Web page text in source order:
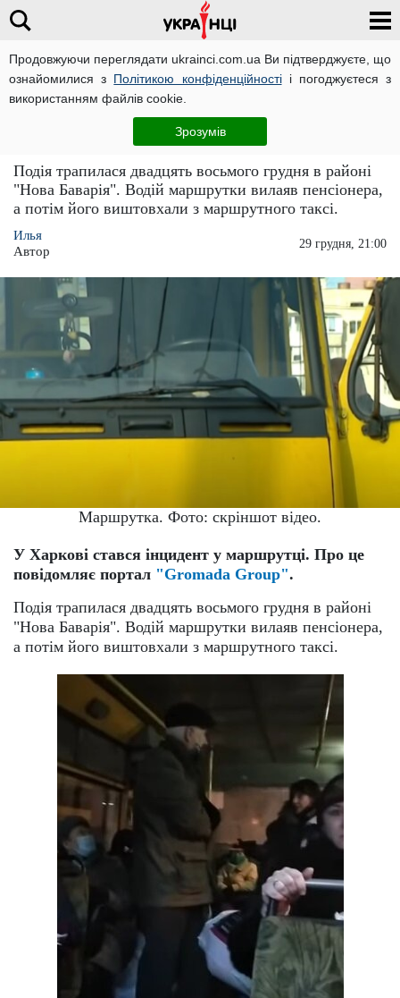
Продовжуючи переглядати ukrainci.com.ua Ви підтверджуєте, що
ознайомилися з Політикою конфіденційностіі погоджуєтеся з
використанням файлів cookie.
Зрозумів
Україна
Це обурливо: пенсіонера грубо виштовхали з
Харківської маршрутки (відео)
Подія трапилася двадцять восьмого грудня в районі
"Нова Баварія". Водій маршрутки вилаяв пенсіонера,
а потім його виштовхали з маршрутного таксі.
Илья
Автор
29 грудня, 21:00
Маршрутка. Фото: скріншот відео.
У Харкові стався інцидент у маршрутці. Про це
повідомляє портал "Gromada Group".
Подія трапилася двадцять восьмого грудня в районі
"Нова Баварія". Водій маршрутки вилаяв пенсіонера,
а потім його виштовхали з маршрутного таксі.